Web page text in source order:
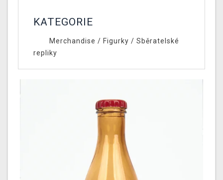
KATEGORIE
Merchandise / Figurky / Sběratelské
repliky